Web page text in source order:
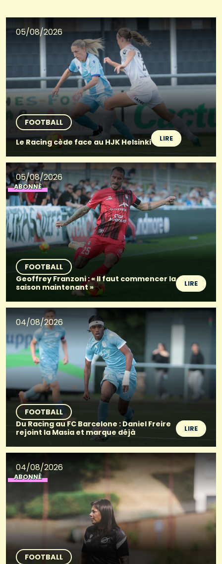
05/08/2026
FOOTBALL
Le Racing cède face au HJK Helsinki
LIRE
05/08/2026
ABONNÉ
FOOTBALL
Geoffrey Franzoni : « Il faut commencer la
saison maintenant »
LIRE
04/08/2026
FOOTBALL
Du Racing au FC Barcelone : Daniel Freire
rejoint la Masia et marque déjà
LIRE
04/08/2026
ABONNÉ
FOOTBALL